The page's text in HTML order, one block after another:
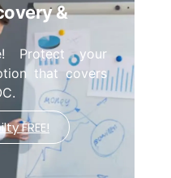
&
Protect your
that covers
FREE!